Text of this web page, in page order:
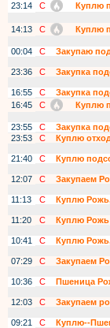
23:14
С
Куплю
14:13
С
Куплю
00:04
С
Закупаю
23:36
С
Закупка
16:55
С
Закупка
16:45
С
Куплю
23:55
С
Закупка
23:53
С
Куплю
21:40
С
Куплю
12:07
С Закупаем
11:13
С
Куплю
11:20
С
Куплю Рожь
10:41
С
Куплю
07:29
С
Закупаем
10:36
С
Пшеница
12:03
С
Закупаем
09:21
С
Куплю--